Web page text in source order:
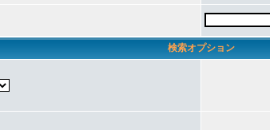
検索オプション